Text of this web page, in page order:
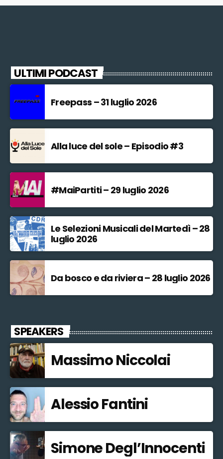
ULTIMI PODCAST
Freepass – 31 luglio 2026
Alla luce del sole – Episodio #3
#MaiPartiti – 29 luglio 2026
Le Selezioni Musicali del Martedì – 28
luglio 2026
Da bosco e da riviera – 28 luglio 2026
SPEAKERS
Massimo Niccolai
Alessio Fantini
Simone Degl’Innocenti